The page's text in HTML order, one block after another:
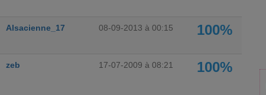
Alsacienne_17 08-09-2013 à 00:15 100%
zeb 17-07-2009 à 08:21 100%